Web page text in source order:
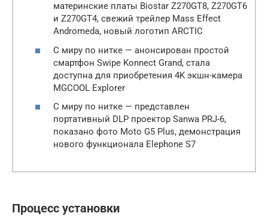
материнские платы Biostar Z270GT8, Z270GT6
и Z270GT4, свежий трейлер Mass Effect
Andromeda, новый логотип ARCTIC
С миру по нитке — анонсирован простой
смартфон Swipe Konnect Grand, стала
доступна для приобретения 4K экшн-камера
MGCOOL Explorer
С миру по нитке — представлен
портативный DLP проектор Sanwa PRJ-6,
показано фото Moto G5 Plus, демонстрация
нового функционала Elephone S7
Процесс установки